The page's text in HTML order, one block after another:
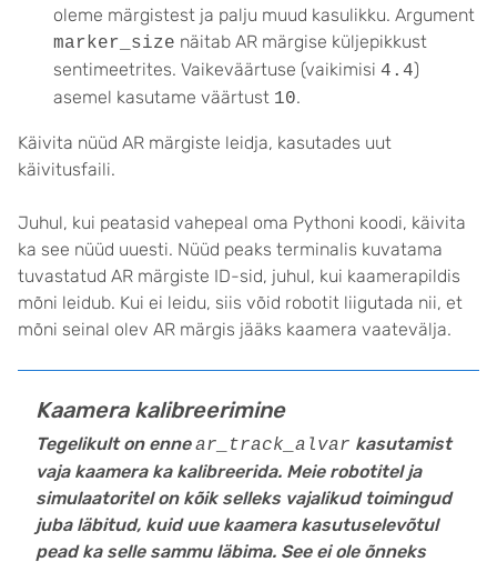
oleme märgistest ja palju muud kasulikku. Argument
marker_size näitab AR märgise küljepikkust
sentimeetrites. Vaikeväärtuse (vaikimisi 4.4)
asemel kasutame väärtust 10.
Käivita nüüd AR märgiste leidja, kasutades uut
käivitusfaili.
Juhul, kui peatasid vahepeal oma Pythoni koodi, käivita
ka see nüüd uuesti. Nüüd peaks terminalis kuvatama
tuvastatud AR märgiste ID-sid, juhul, kui kaamerapildis
mõni leidub. Kui ei leidu, siis võid robotit liigutada nii, et
mõni seinal olev AR märgis jääks kaamera vaatevälja.
Kaamera kalibreerimine
Tegelikult on ennear_track_alvar kasutamist
vaja kaamera ka kalibreerida. Meie robotitel ja
simulaatoritel on kõik selleks vajalikud toimingud
juba läbitud, kuid uue kaamera kasutuselevõtul
pead ka selle sammu läbima. See ei ole õnneks